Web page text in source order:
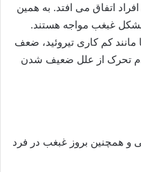
اتفاق می افتد. به همین
مشکل غبغب مواجه هستند.
کم کاری تیروئید، ضعف
تحرک از علل ضعیف شدن
و همچنین بروز غبغب در فرد